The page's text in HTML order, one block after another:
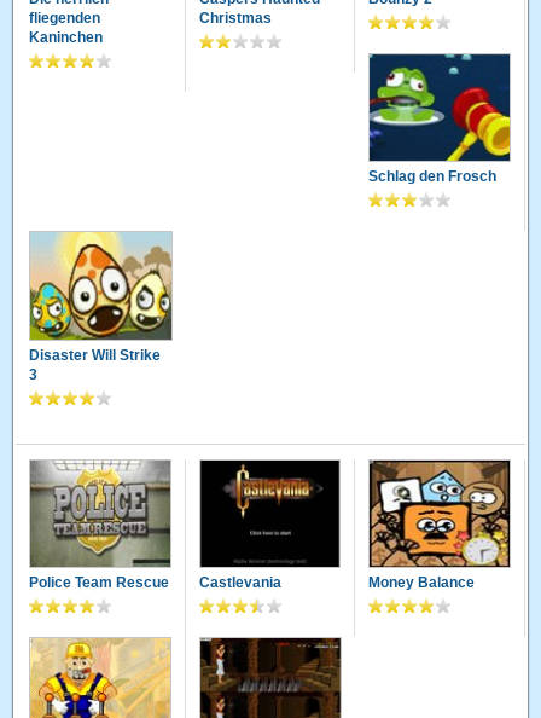
fliegenden
Kaninchen
Christmas
Schlag den Frosch
Disaster Will Strike
3
Police Team Rescue Castlevania Money Balance